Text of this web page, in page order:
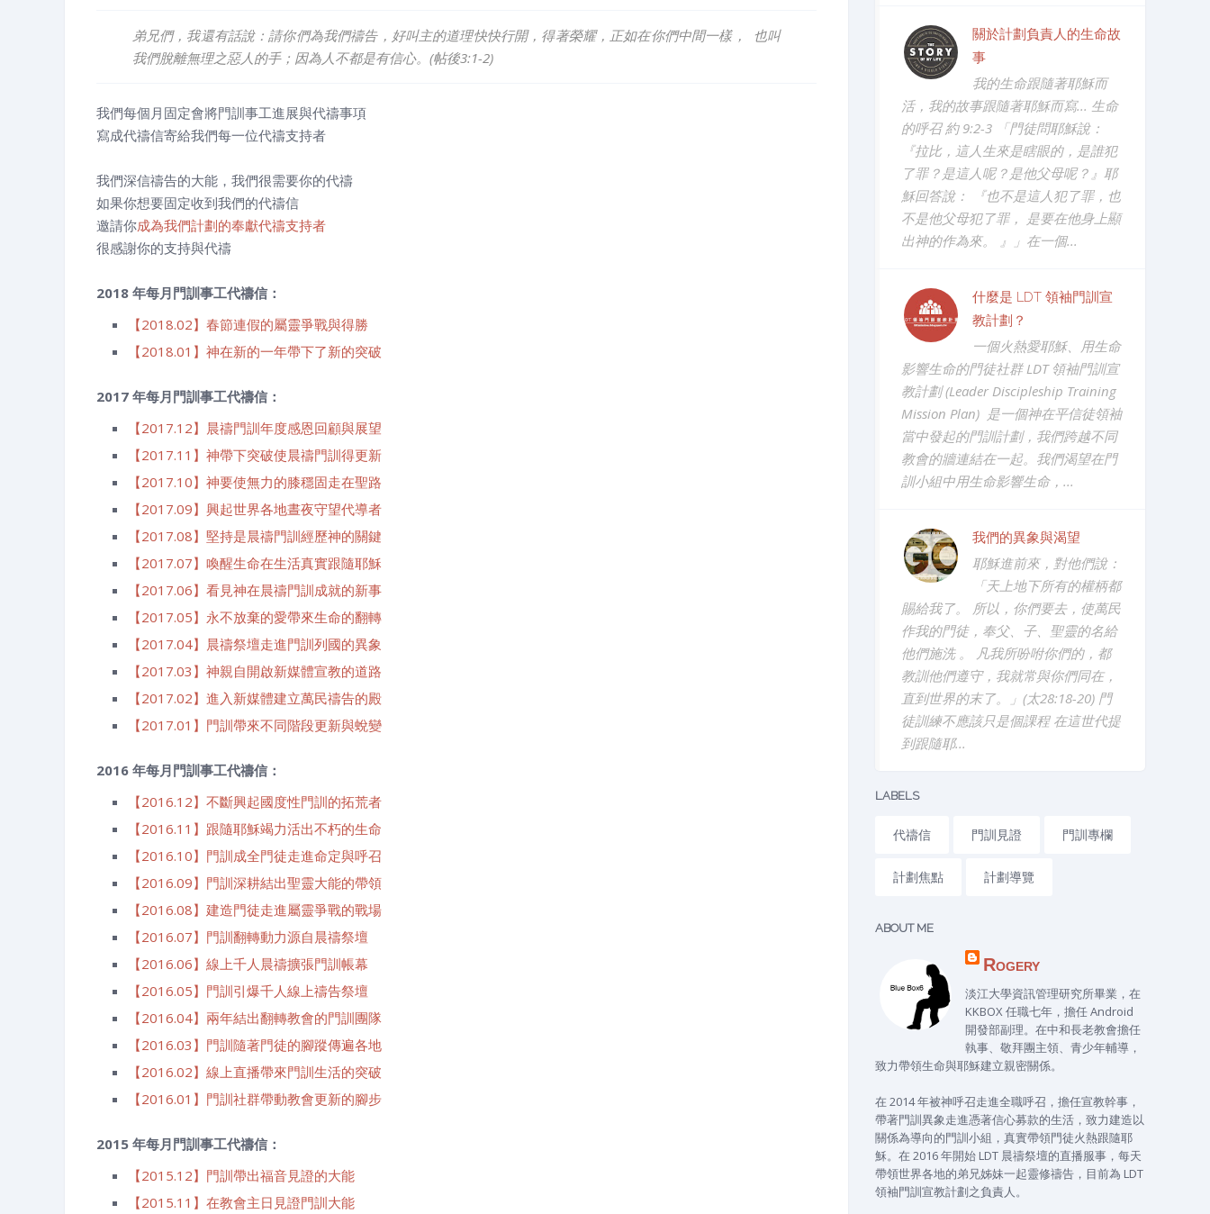
弟兄們，我還有話說：請你們為我們禱告，好叫主的道理快快行開，得著榮耀，正如在你們中間一樣， 也叫
我們脫離無理之惡人的手；因為人不都是有信心。(帖後3:1-2)
我們每個月固定會將門訓事工進展與代禱事項
寫成代禱信寄給我們每一位代禱支持者
我們深信禱告的大能，我們很需要你的代禱
如果你想要固定收到我們的代禱信
邀請你成為我們計劃的奉獻代禱支持者
很感謝你的支持與代禱
2018 年每月門訓事工代禱信：
【2018.02】春節連假的屬靈爭戰與得勝
【2018.01】神在新的一年帶下了新的突破
2017 年每月門訓事工代禱信：
【2017.12】晨禱門訓年度感恩回顧與展望
【2017.11】神帶下突破使晨禱門訓得更新
【2017.10】神要使無力的膝穩固走在聖路
【2017.09】興起世界各地晝夜守望代導者
【2017.08】堅持是晨禱門訓經歷神的關鍵
【2017.07】喚醒生命在生活真實跟隨耶穌
【2017.06】看見神在晨禱門訓成就的新事
【2017.05】永不放棄的愛帶來生命的翻轉
【2017.04】晨禱祭壇走進門訓列國的異象
【2017.03】神親自開啟新媒體宣教的道路
【2017.02】進入新媒體建立萬民禱告的殿
【2017.01】門訓帶來不同階段更新與蛻變
2016 年每月門訓事工代禱信：
【2016.12】不斷興起國度性門訓的拓荒者
【2016.11】跟隨耶穌竭力活出不朽的生命
【2016.10】門訓成全門徒走進命定與呼召
【2016.09】門訓深耕結出聖靈大能的帶領
【2016.08】建造門徒走進屬靈爭戰的戰場
【2016.07】門訓翻轉動力源自晨禱祭壇
【2016.06】線上千人晨禱擴張門訓帳幕
【2016.05】門訓引爆千人線上禱告祭壇
【2016.04】兩年結出翻轉教會的門訓團隊
【2016.03】門訓隨著門徒的腳蹤傳遍各地
【2016.02】線上直播帶來門訓生活的突破
【2016.01】門訓社群帶動教會更新的腳步
2015 年每月門訓事工代禱信：
【2015.12】門訓帶出福音見證的大能
【2015.11】在教會主日見證門訓大能
關於計劃負責人的生命故
事
我的生命跟隨著耶穌而
活，我的故事跟隨著耶穌而寫... 生命
的呼召 約 9:2-3 「門徒問耶穌說：
『拉比，這人生來是瞎眼的，是誰犯
了罪？是這人呢？是他父母呢？』耶
穌回答說： 『也不是這人犯了罪，也
不是他父母犯了罪， 是要在他身上顯
出神的作為來。 』」在一個...
什麼是 LDT 領袖門訓宣
教計劃？
一個火熱愛耶穌、用生命
影響生命的門徒社群 LDT 領袖門訓宣
教計劃 (Leader Discipleship Training
Mission Plan) 是一個神在平信徒領袖
當中發起的門訓計劃，我們跨越不同
教會的牆連結在一起。我們渴望在門
訓小組中用生命影響生命，...
我們的異象與渴望
耶穌進前來，對他們說：
「天上地下所有的權柄都
賜給我了。 所以，你們要去，使萬民
作我的門徒，奉父、子、聖靈的名給
他們施洗 。 凡我所吩咐你們的，都
教訓他們遵守，我就常與你們同在，
直到世界的末了。」(太28:18-20) 門
徒訓練不應該只是個課程 在這世代提
到跟隨耶...
LABELS
代禱信 門訓見證 門訓專欄
計劃焦點 計劃導覽
ABOUT ME
Rogery
淡江大學資訊管理研究所畢業，在
KKBOX 任職七年，擔任 Android
開發部副理。在中和長老教會擔任
執事、敬拜團主領、青少年輔導，
致力帶領生命與耶穌建立親密關係。
在 2014 年被神呼召走進全職呼召，擔任宣教幹事，
帶著門訓異象走進憑著信心募款的生活，致力建造以
關係為導向的門訓小組，真實帶領門徒火熱跟隨耶
穌。在 2016 年開始 LDT 晨禱祭壇的直播服事，每天
帶領世界各地的弟兄姊妹一起靈修禱告，目前為 LDT
領袖門訓宣教計劃之負責人。